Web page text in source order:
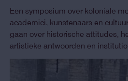
Een symposium over koloniale
academici, kunstenaars en
gaan over historische attitudes,
artistieke antwoorden en